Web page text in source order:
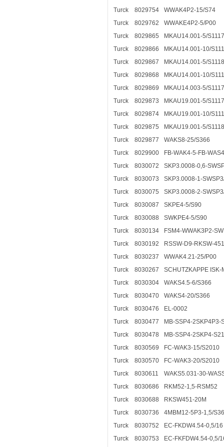
Turck
8029754
WWAK4P2-15/S74
Turck
8029762
WWAKE4P2-5/P00
Turck
8029865
MKAU14.001-5/S1117
Turck
8029866
MKAU14.001-10/
Turck
8029867
MKAU14.001-5/S1118
Turck
8029868
MKAU14.001-10/
Turck
8029869
MKAU14.003-5/S1117
Turck
8029873
MKAU19.001-5/S1117
Turck
8029874
MKAU19.001-10/
Turck
8029875
MKAU19.001-5/S1118
Turck
8029877
WAKS8-25/S366
Turck
8029900
FB-WAK4-5-FB-
Turck
8030072
SKP3.0008-0,6-
Turck
8030073
SKP3.0008-1-
Turck
8030075
SKP3.0008-2-
Turck
8030087
SKPE4-5/S90
Turck
8030088
SWKPE4-5/S90
Turck
8030134
FSM4-WWAK3P2-
Turck
8030192
RSSW-D9-RKSW-
Turck
8030237
WWAK4.21-25/P00
Turck
8030267
SCHUTZKAPPE ISK-
Turck
8030304
WAKS4.5-6/S366
Turck
8030470
WAKS4-20/S366
Turck
8030476
EL-0002
Turck
8030477
MB-SSP4-2SKP4P3-
Turck
8030478
MB-SSP4-2SKP4-
Turck
8030569
FC-WAK3-15/S2010
Turck
8030570
FC-WAK3-20/S2010
Turck
8030611
WAKS5.031-30-
Turck
8030686
RKM52-1,5-RSM52
Turck
8030688
RKSW451-20M
Turck
8030736
4MBM12-5P3-1,5/
Turck
8030752
EC-FKDW4.54-0,5/16
Turck
8030753
EC-FKFDW4.54-0,5/